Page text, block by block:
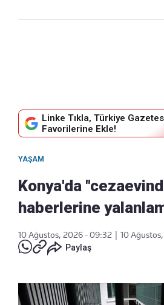
Linke Tıkla, Türkiye
Favorilerine Ekle!
YAŞAM
Konya'da
haberlerine
10 Ağustos, 2026 - 09:32
10
Paylaş